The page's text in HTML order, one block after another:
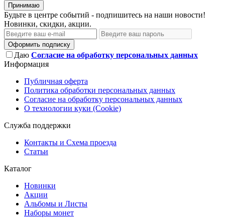
Принимаю
Будьте в центре событий - подпишитесь на наши новости!
Новинки, скидки, акции.
Оформить подписку
Даю Согласие на обработку персональных данных
Информация
Публичная оферта
Политика обработки персональных данных
Согласие на обработку персональных данных
О технологии куки (Cookie)
Служба поддержки
Контакты и Схема проезда
Статьи
Каталог
Новинки
Акции
Альбомы и Листы
Наборы монет